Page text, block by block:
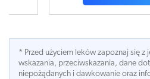
* Przed użyciem leków zapoznaj się z
wskazania, przeciwskazania, dane
niepożądanych i dawkowanie oraz